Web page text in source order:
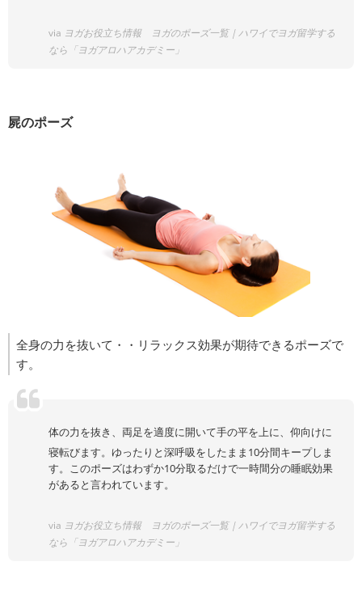
via ヨガお役立ち情報 ヨガのポーズ一覧｜ハワイでヨガ留学する
なら「ヨガアロハアカデミー」
屍のポーズ
全身の力を抜いて・・リラックス効果が期待できるポーズで
す。
体の力を抜き、両足を適度に開いて手の平を上に、仰向けに
寝転びます。ゆったりと深呼吸をしたまま10分間キープしま
す。このポーズはわずか10分取るだけで一時間分の睡眠効果
があると言われています。
via ヨガお役立ち情報 ヨガのポーズ一覧｜ハワイでヨガ留学する
なら「ヨガアロハアカデミー」